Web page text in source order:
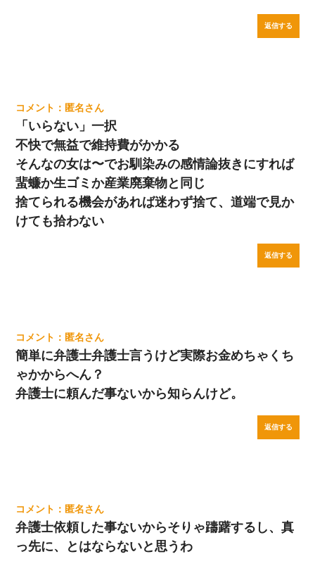
返信する
匿名
「いらない」一択
不快で無益で維持費がかかる
そんなの女は〜でお馴染みの感情論抜きにすれば
蜚蠊か生ゴミか産業廃棄物と同じ
捨てられる機会があれば迷わず捨て、道端で見か
けても拾わない
返信する
匿名
簡単に弁護士弁護士言うけど実際お金めちゃくち
ゃかからへん？
弁護士に頼んだ事ないから知らんけど。
返信する
匿名
弁護士依頼した事ないからそりゃ躊躇するし、真
っ先に、とはならないと思うわ